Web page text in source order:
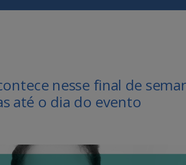
nesse final de
até o dia do evento